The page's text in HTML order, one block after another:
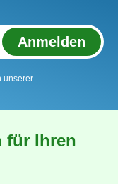
Anmelden
unserer
für Ihren